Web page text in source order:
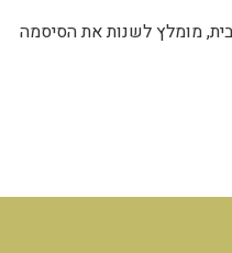
מומלץ לשנות את הסיסמה